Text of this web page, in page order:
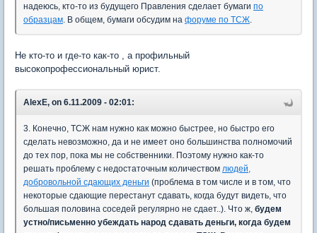
надеюсь, кто-то из будущего Правления сделает бумаги по
образцам . В общем, бумаги обсудим на форуме по ТСЖ
Не кто-то и где-то как-то , а профильный
высокопрофессиональный юрист.
AlexE, on 6.11.2009 - 02:01:
3. Конечно, ТСЖ нам нужно как можно быстрее, но быстро его
сделать невозможно, да и не имеет оно большинства полномочий
до тех пор, пока мы не собственники. Поэтому нужно как-то
решать проблему с недостаточным количеством людей,
добровольной сдающих деньги (проблема в том числе и в том, что
некоторые сдающие перестанут сдавать, когда будут видеть, что
большая половина соседей регулярно не сдает..). Что ж, будем
устно/письменно убеждать народ сдавать деньги, когда будем